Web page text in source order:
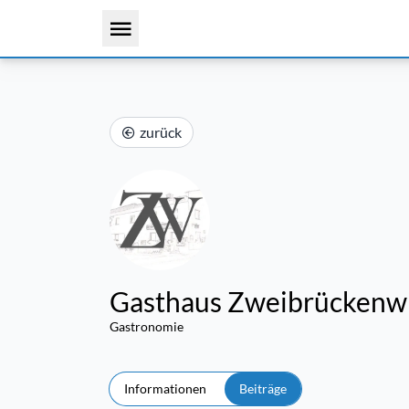
zurück
Gasthaus
Gastronomie
Informationen Beiträge